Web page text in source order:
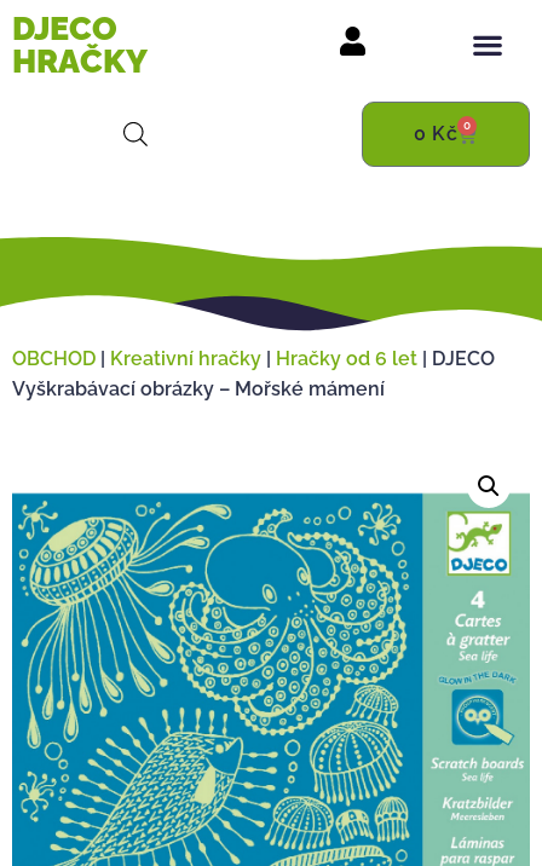
DJECO
HRAČKY
0 Kč 0
OBCHOD | Kreativní hračky | Hračky od 6 let | DJECO
Vyškrabávací obrázky – Mořské mámení